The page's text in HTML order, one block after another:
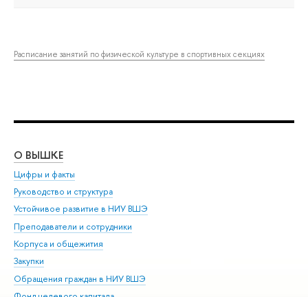
Расписание занятий по физической культуре в спортивных секциях
О ВЫШКЕ
Цифры и факты
Руководство и структура
Устойчивое развитие в НИУ ВШЭ
Преподаватели и сотрудники
Корпуса и общежития
Закупки
Обращения граждан в НИУ ВШЭ